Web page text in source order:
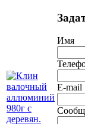
Имя
E-mail